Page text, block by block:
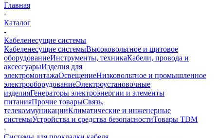
Главная
-
Каталог
-
Кабеленесущие системы
Кабеленесущие системыВысоковольтное и щитовое
оборудованиеИнструменты, техникаКабели, провода и
аксессуарыИзделия для
электромонтажаОсвещениеНизковольтное и промышленное
электрооборудованиеЭлектроустановочные
изделияГенераторы электроэнергии и элементы
питанияПрочие товарыСвязь,
телекоммуникацииКлиматические и инженерные
системыУстройства и средства безопасностиТовары TDM
-